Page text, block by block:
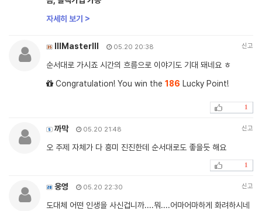
자세히 보기 >
lllMasterlll 05.20 20:38 신고
순서대로 가시죠 시간의 흐름으로 이야기도 기대 돼네요 ㅎ
Congratulation! You win the 186 Lucky Point!
1
까막 05.20 21:48 신고
오 주제 자체가 다 흥미 진진한데 순서대로도 좋을듯 해요
1
웅영 05.20 22:30 신고
도대체 어떤 인생을 사신겁니까....뭐....어마어마하게 화려하시네